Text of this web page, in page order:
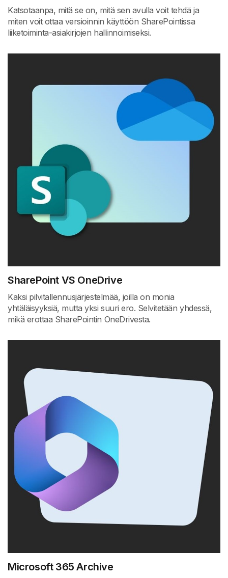
Katsotaanpa, mitä se on, mitä sen avulla voit tehdä ja
miten voit ottaa versioinnin käyttöön SharePointissa
liiketoiminta-asiakirjojen hallinnoimiseksi.
SharePoint VS OneDrive
Kaksi pilvitallennusjärjestelmää, joilla on monia
yhtäläisyyksiä, mutta yksi suuri ero. Selvitetään yhdessä,
mikä erottaa SharePointin OneDrivesta.
Microsoft 365 Archive